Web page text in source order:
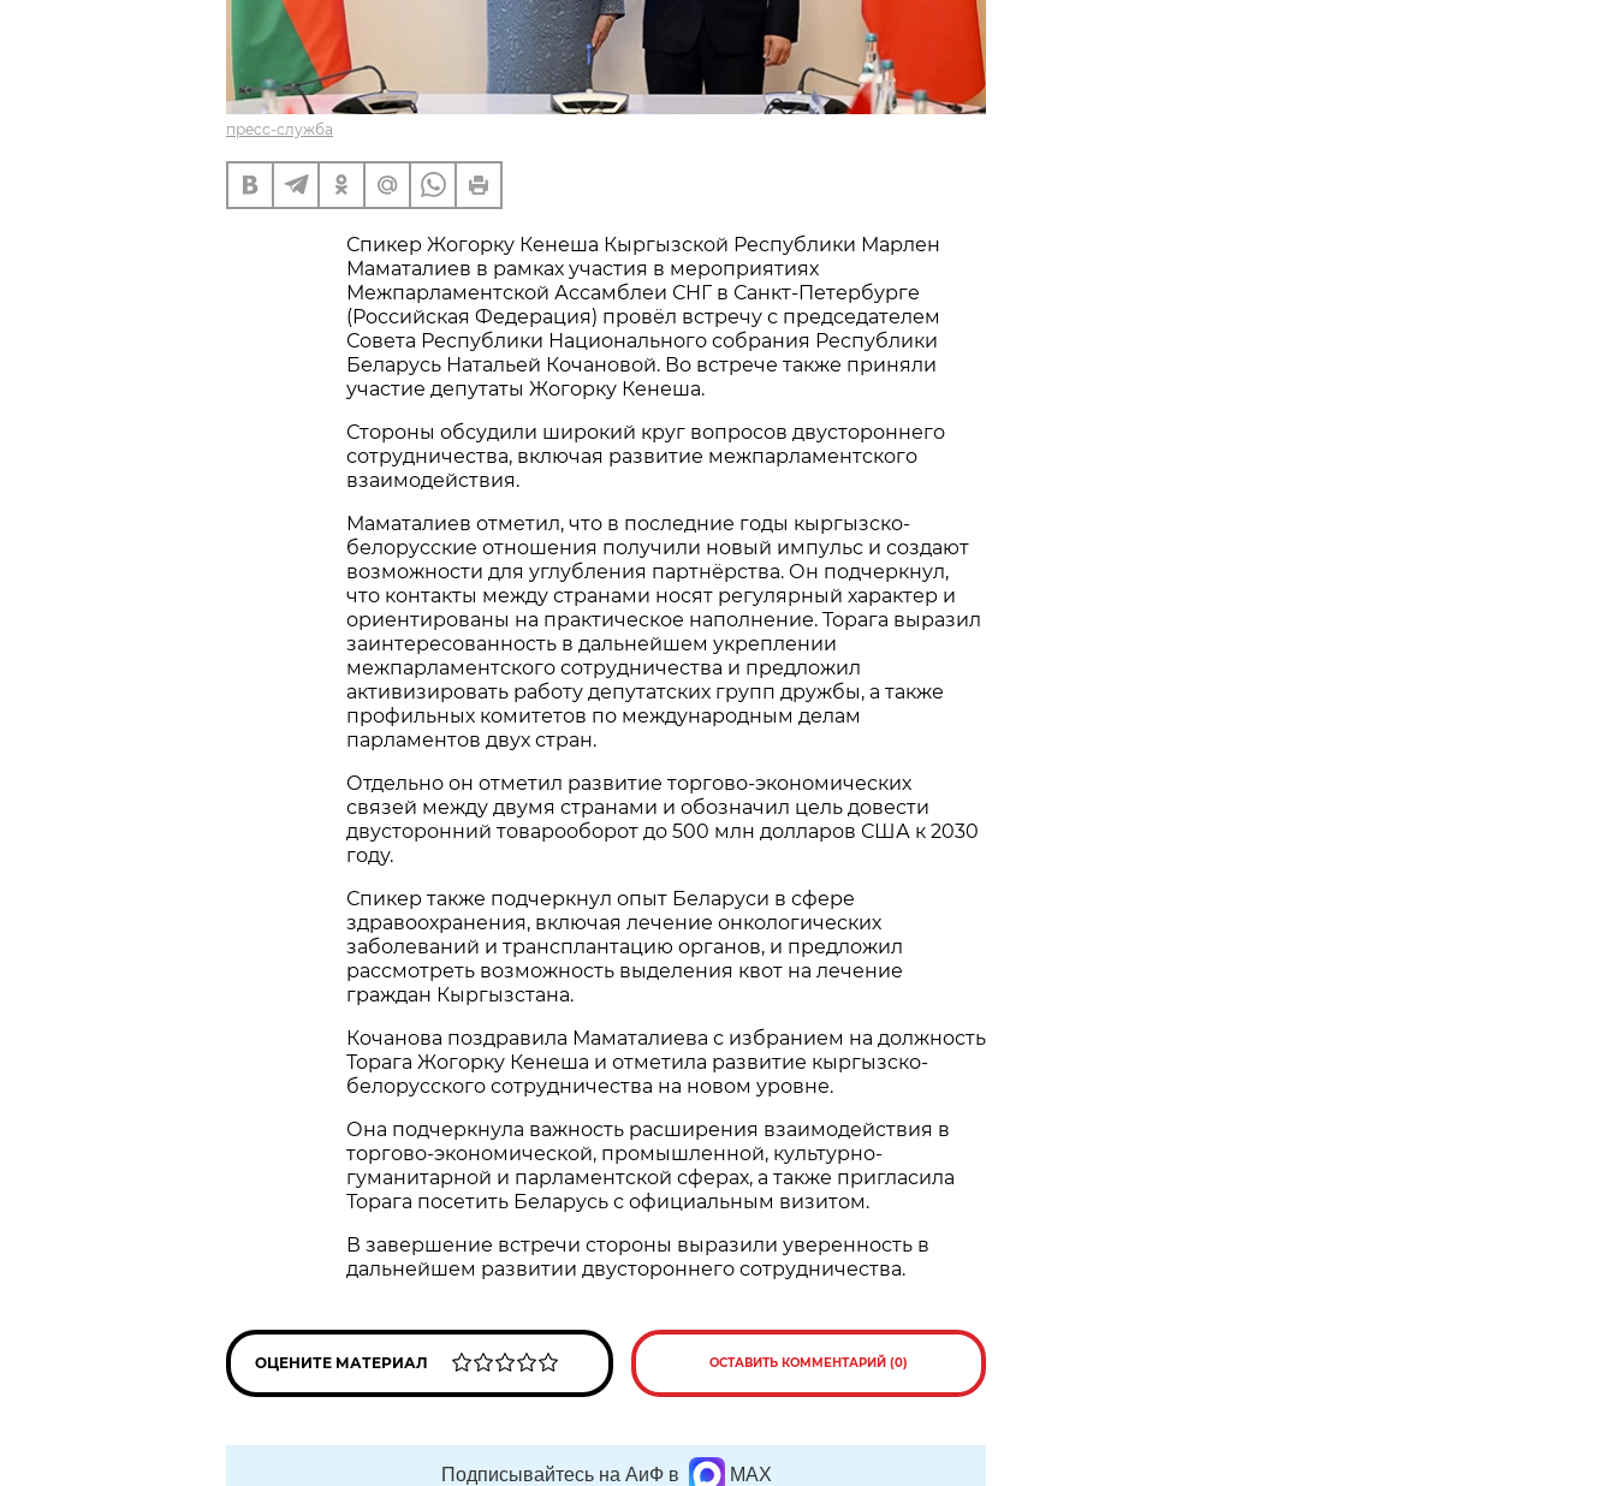
пресс-служба
Спикер Жогорку Кенеша Кыргызской Республики Марлен
Маматалиев в рамках участия в мероприятиях
Межпарламентской Ассамблеи СНГ в Санкт-Петербурге
(Российская Федерация) провёл встречу с председателем
Совета Республики Национального собрания Республики
Беларусь Натальей Кочановой. Во встрече также приняли
участие депутаты Жогорку Кенеша.
Стороны обсудили широкий круг вопросов двустороннего
сотрудничества, включая развитие межпарламентского
взаимодействия.
Маматалиев отметил, что в последние годы кыргызско-
белорусские отношения получили новый импульс и создают
возможности для углубления партнёрства. Он подчеркнул,
что контакты между странами носят регулярный характер и
ориентированы на практическое наполнение. Торага выразил
заинтересованность в дальнейшем укреплении
межпарламентского сотрудничества и предложил
активизировать работу депутатских групп дружбы, а также
профильных комитетов по международным делам
парламентов двух стран.
Отдельно он отметил развитие торгово-экономических
связей между двумя странами и обозначил цель довести
двусторонний товарооборот до 500 млн долларов США к 2030
году.
Спикер также подчеркнул опыт Беларуси в сфере
здравоохранения, включая лечение онкологических
заболеваний и трансплантацию органов, и предложил
рассмотреть возможность выделения квот на лечение
граждан Кыргызстана.
Кочанова поздравила Маматалиева с избранием на должность
Торага Жогорку Кенеша и отметила развитие кыргызско-
белорусского сотрудничества на новом уровне.
Она подчеркнула важность расширения взаимодействия в
торгово-экономической, промышленной, культурно-
гуманитарной и парламентской сферах, а также пригласила
Торага посетить Беларусь с официальным визитом.
В завершение встречи стороны выразили уверенность в
дальнейшем развитии двустороннего сотрудничества.
ОЦЕНИТЕ МАТЕРИАЛ ОСТАВИТЬ КОММЕНТАРИЙ (0)
Подписывайтесь на АиФ в MAX